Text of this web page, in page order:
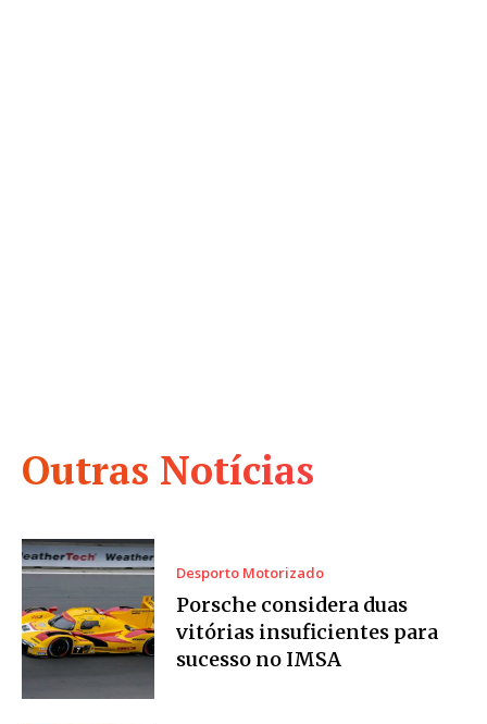
Outras Notícias
Desporto Motorizado
Porsche considera duas
vitórias insuficientes para
sucesso no IMSA